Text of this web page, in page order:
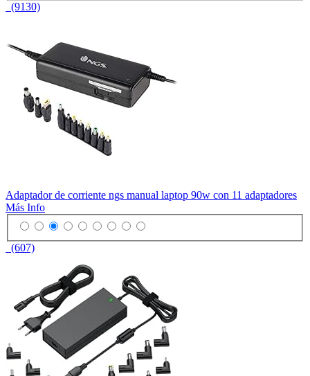
(9130)
Adaptador de corriente ngs manual laptop 90w con 11 adaptadores
Más Info
(607)